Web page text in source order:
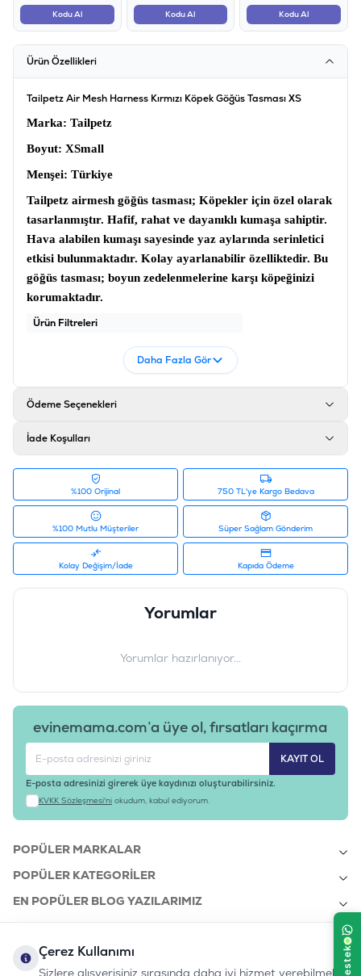
Kodu Al
Kodu Al
Kodu Al
Ürün Özellikleri
Tailpetz Air Mesh Harness Kırmızı Köpek Göğüs Tasması XS
Marka: Tailpetz
Boyut: XSmall
Menşei: Türkiye
Tailpetz airmesh göğüs tasması; Köpekler için özel olarak
tasarlanmıştır. Hafif, rahat ve dayanıklı kumaşa sahiptir.
Hava alabilen kumaşı sayesinde yaz aylarında serinletici
etkisi bulunmaktadır. Kolay ayarlanabilir özelliktedir. Bu
göğüs tasması; boyun zedelenmelerine karşı köpeğinizi
korumaktadır.
Ürün Filtreleri
Tedarikçi Ürün Kodu
: WEEHARRXS
Daha Fazla Gör
Ödeme Seçenekleri
İade Koşulları
%100 Orijinal 750 TL'ye Kargo Bedava
%100 Mutlu Müşteriler Süper Sağlam Gönderim
Kolay Değişim/İade Kapıda Ödeme
Yorumlar
Yorumlar hazırlanıyor...
evinemama.com’a üye ol, fırsatları kaçırma
KAYIT OL
E-posta adresinizi girerek üye kaydınızı oluşturabilirsiniz.
KVKK Sözleşmesi'ni okudum, kabul ediyorum.
POPÜLER MARKALAR
POPÜLER KATEGORILER
EN POPÜLER BLOG YAZILARIMIZ
KURUMSAL
Çerez Kullanımı
Sizlere alışverişiniz sırasında daha iyi hizmet verebilmek